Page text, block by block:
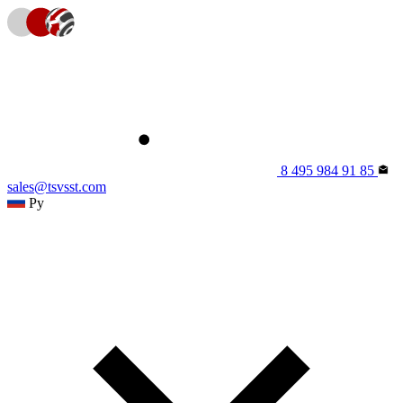
8 495 984 91 85
sales@tsvsst.com
Ру